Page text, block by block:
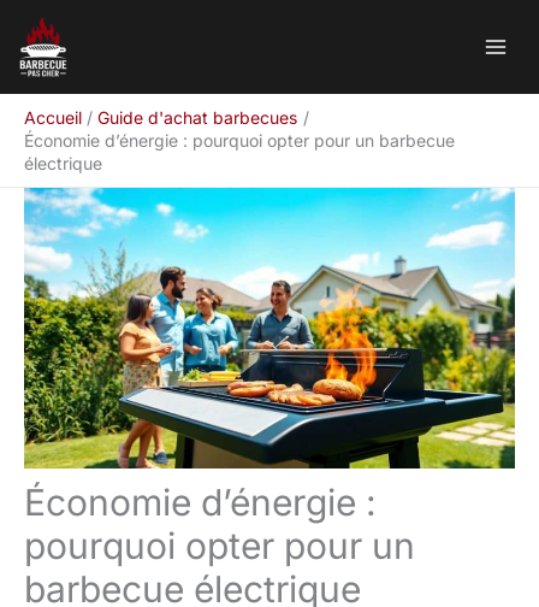
contenu
Accueil
Guide d'achat barbecues
Économie d’énergie : pourquoi opter pour un barbecue
électrique
Économie d’énergie :
pourquoi opter pour un
barbecue électrique
Rechercher